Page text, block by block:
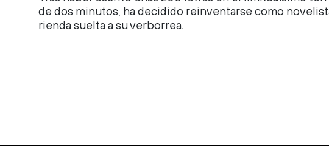
de dos minutos, ha decidido reinventarse como
rienda suelta a su verborrea.